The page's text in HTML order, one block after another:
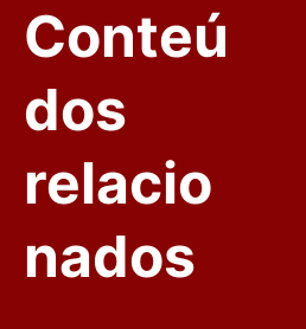
Conteú
dos
relacio
nados